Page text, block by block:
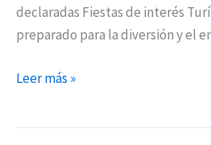
declaradas Fiestas de interés
preparado para la diversión y el
Leer más »